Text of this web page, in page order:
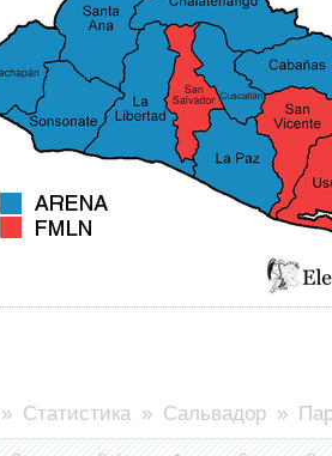
» Статистика » Сальвадор »